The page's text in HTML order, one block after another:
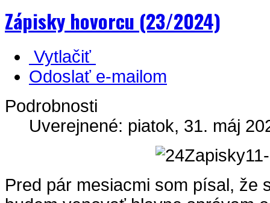
Zápisky hovorcu (23/2024)
Vytlačiť
Odoslať e-mailom
Podrobnosti
Uverejnené: piatok, 31. máj
Pred pár mesiacmi som písal, že